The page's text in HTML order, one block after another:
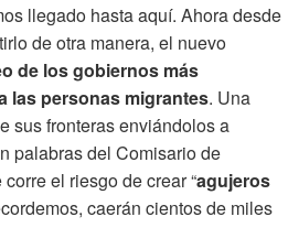
llegado hasta aquí. Ahora desde
de otra manera, el nuevo
de los gobiernos más
las personas migrantes. Una
sus fronteras enviándolos a
palabras del Comisario de
el riesgo de crear “agujeros
caerán cientos de miles